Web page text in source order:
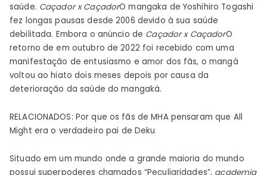
saúde. Caçador x CaçadorO mangaka de Yoshihiro Togashi
fez longas pausas desde 2006 devido à sua saúde
debilitada. Embora o anúncio de Caçador x CaçadorO
retorno de em outubro de 2022 foi recebido com uma
manifestação de entusiasmo e amor dos fãs, o mangá
voltou ao hiato dois meses depois por causa da
deterioração da saúde do mangaká.
RELACIONADOS: Por que os fãs de MHA pensaram que All
Might era o verdadeiro pai de Deku
Situado em um mundo onde a grande maioria do mundo
possui superpoderes chamados “Peculiaridades”, academia